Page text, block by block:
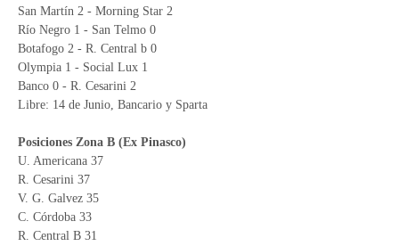
San Martín 2 - Morning Star 2
Río Negro 1 - San Telmo 0
Botafogo 2 - R. Central b 0
Olympia 1 - Social Lux 1
Banco 0 - R. Cesarini 2
Libre: 14 de Junio, Bancario y Sparta
Posiciones Zona B (Ex Pinasco)
U. Americana 37
R. Cesarini 37
V. G. Galvez 35
C. Córdoba 33
R. Central B 31